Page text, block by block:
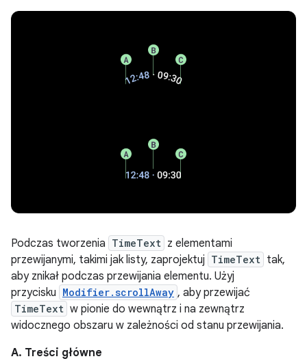
Podczas tworzenia TimeText z elementami
przewijanymi, takimi jak listy, zaprojektuj TimeText tak,
aby znikał podczas przewijania elementu. Użyj
przycisku Modifier.scrollAway , aby przewijać
TimeText w pionie do wewnątrz i na zewnątrz
widocznego obszaru w zależności od stanu przewijania.
A. Treści główne